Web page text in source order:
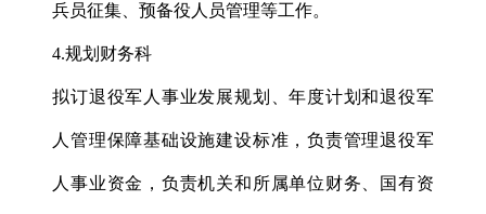
兵员征集、预备役人员管理等工作。
4.规划财务科
拟订退役军人事业发展规划、年度计划和退役军
人管理保障基础设施建设标准，负责管理退役军
人事业资金，负责机关和所属单位财务、国有资